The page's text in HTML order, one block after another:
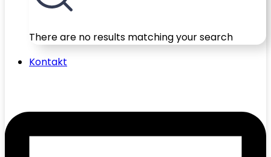
There are no results matching your search
Kontakt